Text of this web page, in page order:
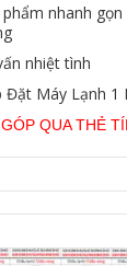
nhanh
nhiệt tình
Đặt Máy Lạnh 1
QUA THẺ